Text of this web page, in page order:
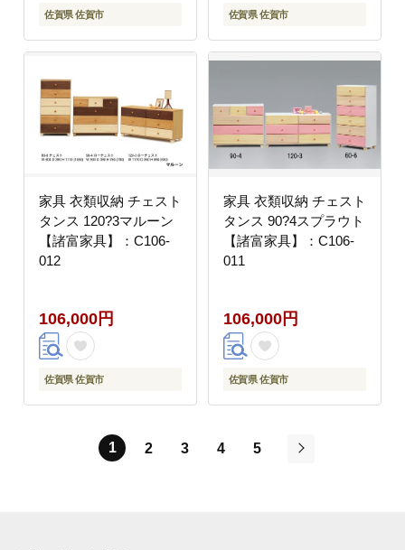
佐賀県 佐賀市 佐賀県 佐賀市
家具 衣類収納 チェスト
タンス 120?3マルーン
【諸富家具】：C106-
012
106,000円
佐賀県 佐賀市
家具 衣類収納 チェスト
タンス 90?4スプラウト
【諸富家具】：C106-
011
106,000円
佐賀県 佐賀市
1 2 3 4
5